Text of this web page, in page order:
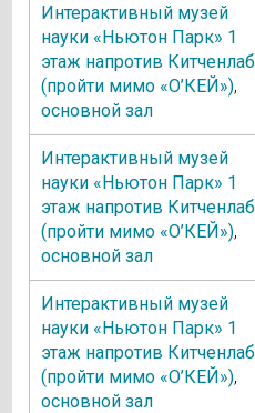
Интерактивный музей
науки «Ньютон Парк» 1
этаж напротив Китченлаб
(пройти мимо «О’КЕЙ»),
основной зал
Интерактивный музей
науки «Ньютон Парк» 1
этаж напротив Китченлаб
(пройти мимо «О’КЕЙ»),
основной зал
Интерактивный музей
науки «Ньютон Парк» 1
этаж напротив Китченлаб
(пройти мимо «О’КЕЙ»),
основной зал